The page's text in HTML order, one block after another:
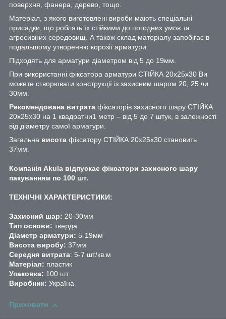
поверхня, фанера, дерево, тощо.
Матеріал, з якого виготовлені вироби мають спеціальні
присадки, що роблять їх стійкими до погодних умов та
агресивних середовищ. А також склад матеріалу запобігає в
подальшому утворенню корозії арматури.
Підходять для арматури діаметром від 5 до 19мм.
При використанні фіксатора арматури СТІЙКА 20х25х30 Ви
можете створювати конструкції із захисним шаром 20, 25 чи
30мм.
Рекомендована витрата фіксаторів захисного шару СТІЙКА
20х25х30 на 1 квадратни1 метр – від 5 до 7 штук, в залежності
від діаметру самої арматури.
Загальна висота фіксатору СТІЙКА 20х25х30 становить
37мм.
Компанія Akula відпускає фіксатори захисного шару
пакуванням по 100 шт.
ТЕХНІЧНІ ХАРАКТЕРИСТИКИ:
Захисний шар: 20-30мм
Тип основи: тверда
Діаметр арматури: 5-19мм
Висота виробу: 37мм
Середня витрата: 5-7 шт/кв.м
Матеріал: пластик
Упаковка: 100 шт
Виробник: Україна
Приховати